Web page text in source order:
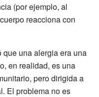
(por ejemplo, al
reacciona con
que una alergia era una
en realidad, es una
pero dirigida a
El problema no es